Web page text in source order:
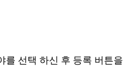
를 선택 하신 후 등록 버튼을